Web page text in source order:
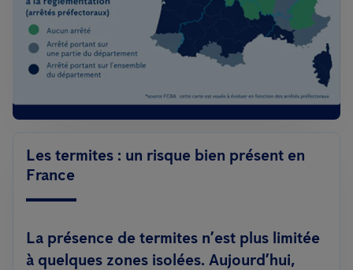
Les termites : un risque bien présent en
France
La présence de termites n’est plus limitée
à quelques zones isolées. Aujourd’hui,